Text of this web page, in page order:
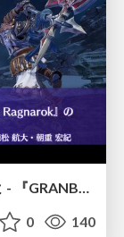
【CEDEC2026】『Relink』を拡張せよ - 『GRANBLUE FANTASY: Relink - Endless Ragnarok』の開発速度と品質を守るCI運用
0 140